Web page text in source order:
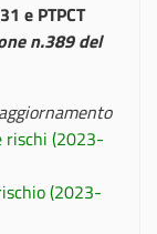
e PTPCT
n.389 del
aggiornamento
rischi (2023-
(2023-